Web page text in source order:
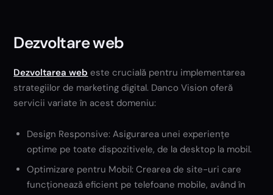
Dezvoltare web
Dezvoltarea web este crucială pentru implementarea
strategiilor de marketing digital. Danco Vision oferă
servicii variate în acest domeniu:
Design Responsive: Asigurarea unei experiențe
optime pe toate dispozitivele, de la desktop la mobil.
Optimizare pentru Mobil: Crearea de site-uri care
funcționează eficient pe telefoane mobile, având în